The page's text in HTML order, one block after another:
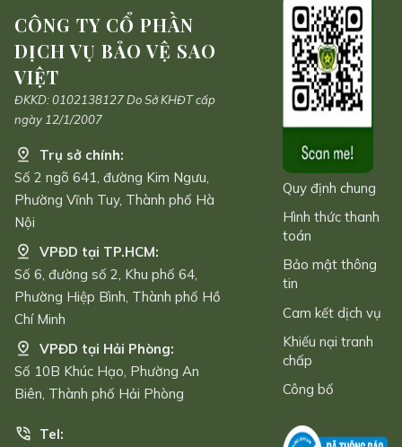
CÔNG TY CỔ PHẦN
DỊCH VỤ BẢO VỆ SAO
VIỆT
ĐKKD: 0102138127 Do Sở KHĐT cấp
ngày 12/1/2007
Trụ sở chính:
Số 2 ngõ 641, đường Kim Ngưu,
Phường Vĩnh Tuy, Thành phố Hà
Nội
VPĐD tại TP.HCM:
Số 6, đường số 2, Khu phố 64,
Phường Hiệp Bình, Thành phố Hồ
Chí Minh
VPĐD tại Hải Phòng:
Số 10B Khúc Hạo, Phường An
Biên, Thành phố Hải Phòng
Tel:
Quy định chung
Hình thức thanh
toán
Bảo mật thông
tin
Cam kết dịch vụ
Khiếu nại tranh
chấp
Công bố